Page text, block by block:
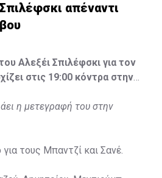
απέναντι
Αλεξέι Σπιλέφσκι για τον
στις 19:00 κόντρα στην
η μετεγραφή του στην
τους Μπαντζί και Σανέ.